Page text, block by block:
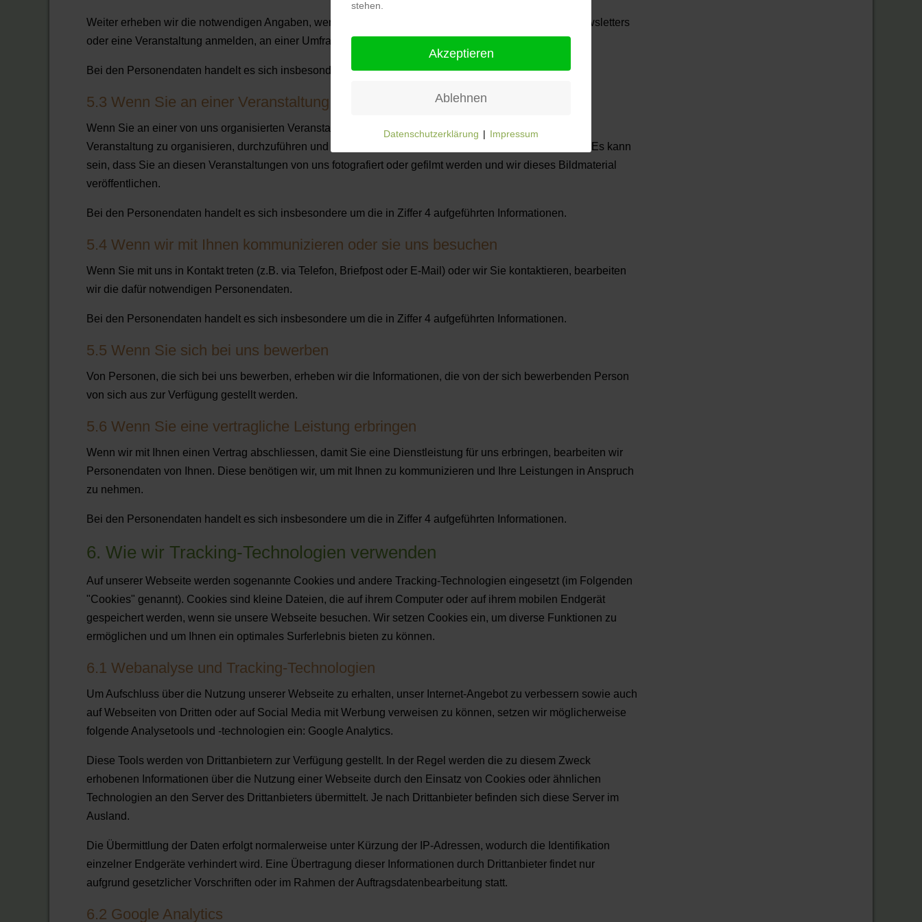
Weiter erheben wir die notwendigen Angaben, wenn sie sich auf der Webseite für den Empfang des Newsletters
oder eine Veranstaltung anmelden, an einer Umfrage teilnehmen oder das Kontaktformular ausfüllen.
Bei den Personendaten handelt es sich insbesondere um die in Ziffer 4 aufgeführten Informationen.
5.3 Wenn Sie an einer Veranstaltung von uns teilnehmen
Wenn Sie an einer von uns organisierten Veranstaltung teilnehmen, erheben wir Personendaten, um die
Veranstaltung zu organisieren, durchzuführen und Ihnen allenfalls zusätzliche Informationen zu senden. Es kann
sein, dass Sie an diesen Veranstaltungen von uns fotografiert oder gefilmt werden und wir dieses Bildmaterial
veröffentlichen.
Bei den Personendaten handelt es sich insbesondere um die in Ziffer 4 aufgeführten Informationen.
5.4 Wenn wir mit Ihnen kommunizieren oder sie uns besuchen
Wenn Sie mit uns in Kontakt treten (z.B. via Telefon, Briefpost oder E-Mail) oder wir Sie kontaktieren, bearbeiten
wir die dafür notwendigen Personendaten.
Bei den Personendaten handelt es sich insbesondere um die in Ziffer 4 aufgeführten Informationen.
5.5 Wenn Sie sich bei uns bewerben
Von Personen, die sich bei uns bewerben, erheben wir die Informationen, die von der sich bewerbenden Person
von sich aus zur Verfügung gestellt werden.
5.6 Wenn Sie eine vertragliche Leistung erbringen
Wenn wir mit Ihnen einen Vertrag abschliessen, damit Sie eine Dienstleistung für uns erbringen, bearbeiten wir
Personendaten von Ihnen. Diese benötigen wir, um mit Ihnen zu kommunizieren und Ihre Leistungen in Anspruch
zu nehmen.
Bei den Personendaten handelt es sich insbesondere um die in Ziffer 4 aufgeführten Informationen.
6. Wie wir Tracking-Technologien verwenden
Auf unserer Webseite werden sogenannte Cookies und andere Tracking-Technologien eingesetzt (im Folgenden
"Cookies" genannt). Cookies sind kleine Dateien, die auf ihrem Computer oder auf ihrem mobilen Endgerät
gespeichert werden, wenn sie unsere Webseite besuchen. Wir setzen Cookies ein, um diverse Funktionen zu
ermöglichen und um Ihnen ein optimales Surferlebnis bieten zu können.
6.1 Webanalyse und Tracking-Technologien
Um Aufschluss über die Nutzung unserer Webseite zu erhalten, unser Internet-Angebot zu verbessern sowie auch
auf Webseiten von Dritten oder auf Social Media mit Werbung verweisen zu können, setzen wir möglicherweise
folgende Analysetools und -technologien ein: Google Analytics.
Diese Tools werden von Drittanbietern zur Verfügung gestellt. In der Regel werden die zu diesem Zweck
erhobenen Informationen über die Nutzung einer Webseite durch den Einsatz von Cookies oder ähnlichen
Technologien an den Server des Drittanbieters übermittelt. Je nach Drittanbieter befinden sich diese Server im
Ausland.
Die Übermittlung der Daten erfolgt normalerweise unter Kürzung der IP-Adressen, wodurch die Identifikation
einzelner Endgeräte verhindert wird. Eine Übertragung dieser Informationen durch Drittanbieter findet nur
aufgrund gesetzlicher Vorschriften oder im Rahmen der Auftragsdatenbearbeitung statt.
6.2 Google Analytics
stehen.
Akzeptieren
Ablehnen
Datenschutzerklärung | Impressum